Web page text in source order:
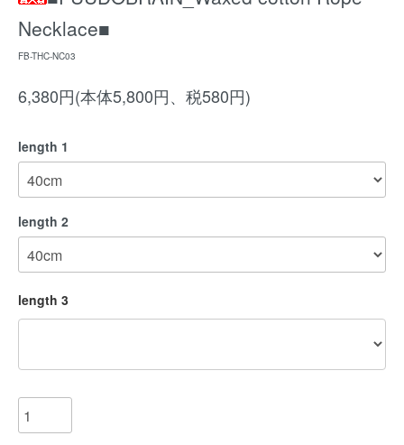
Necklace■
FB-THC-NC03
6,380円(本体5,800円、税580円)
length 1
length 2
length 3